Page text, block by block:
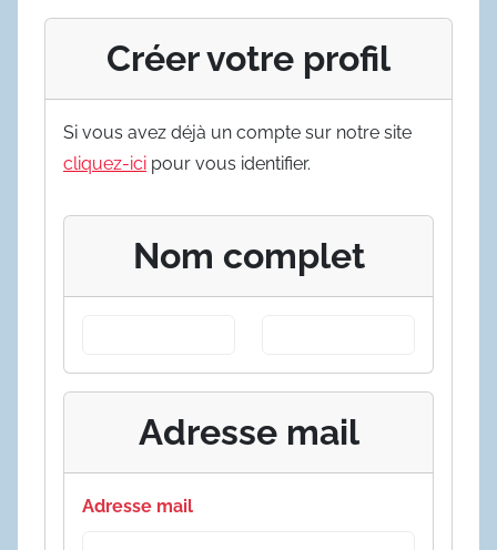
Créer votre profil
Si vous avez déjà un compte sur notre site
cliquez-ici pour vous identifier.
Nom complet
Adresse mail
Adresse mail